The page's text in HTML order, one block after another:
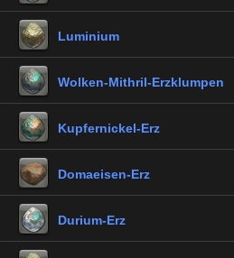
Luminium
Wolken-Mithril-Erzklumpen
Kupfernickel-Erz
Domaeisen-Erz
Durium-Erz